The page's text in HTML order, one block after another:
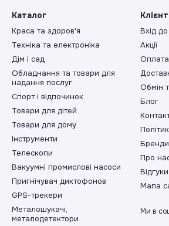
виробниками електроплит,
різні моделі та розміри, щоб
від "Wayzip" і насолоджуйтесь
Каталог
Краса та здоров'я
Техніка та електроніка
Дім і сад
Обладнання та товари для
надання послуг
Спорт і відпочинок
Товари для дітей
Товари для дому
Інструменти
Телескопи
Вакуумні промислові насоси
Пригнічувач диктофонов
GPS-трекери
Металошукачі,
металодетектори
Вхід
Акції
Оплата
Обмін
Блог
Бренди
Про
Мапа
Ми в